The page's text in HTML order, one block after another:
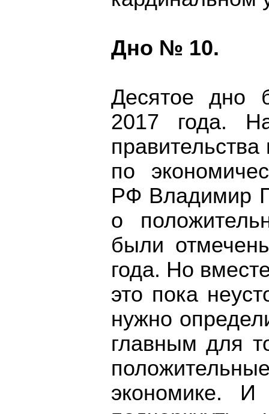
Дно № 10.
Десятое дно
2017 года.
правительства
по
РФ Владимир
о
были
года. Но
это пока
нужно
главным для
экономике.